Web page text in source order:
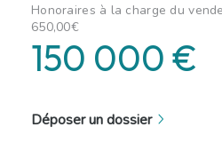
Honoraires à la charge du
650,00€
150 000 €
Déposer un dossier